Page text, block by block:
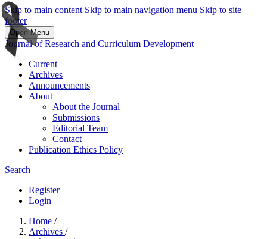
Skip to main content Skip to main navigation menu Skip to site
footer
Open Menu
Journal of Research and Curriculum Development
Current
Archives
Announcements
About
About the Journal
Submissions
Editorial Team
Contact
Publication Ethics Policy
Search
Register
Login
Home /
Archives /